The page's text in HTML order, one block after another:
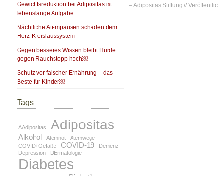
Gewichtsreduktion bei Adipositas ist
lebenslange Aufgabe
Nächtliche Atempausen schaden dem
Herz-Kreislaussystem
Gegen besseres Wissen bleibt Hürde
gegen Rauchstopp hoch￼
Schutz vor falscher Ernährung – das
Beste für Kinder￼
Tags
AAdipositas Adipositas
Alkohol Atemnot
Atemwege
COVID+Gefäße
COVID-19
Demenz
Depression
DErmatologie
Diabetes
– Adipositas Stiftung //